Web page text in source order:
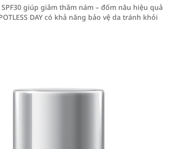
giúp giảm thâm nám – đốm nâu hiệu quả
DAY có khả năng bảo vệ da tránh khỏi